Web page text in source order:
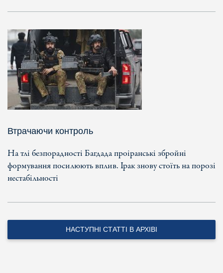
Втрачаючи контроль
На тлі безпорадності Багдада проіранські збройні
формування посилюють вплив. Ірак знову стоїть на порозі
нестабільності
НАСТУПНІ СТАТТІ В АРХІВІ